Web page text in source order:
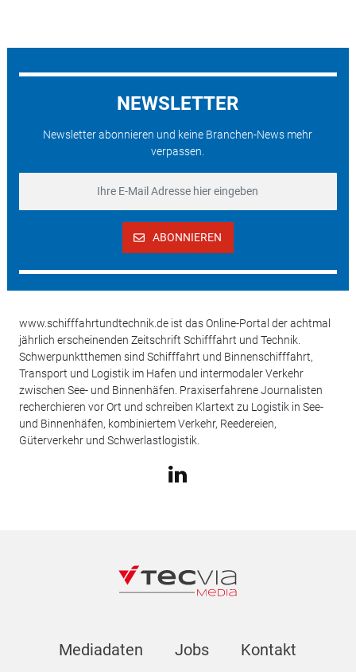
NEWSLETTER
Newsletter abonnieren und keine Branchen-News mehr
verpassen.
ABONNIEREN
www.schifffahrtundtechnik.de ist das Online-Portal der achtmal
jährlich erscheinenden Zeitschrift Schifffahrt und Technik.
Schwerpunktthemen sind Schifffahrt und Binnenschifffahrt,
Transport und Logistik im Hafen und intermodaler Verkehr
zwischen See- und Binnenhäfen. Praxiserfahrene Journalisten
recherchieren vor Ort und schreiben Klartext zu Logistik in See-
und Binnenhäfen, kombiniertem Verkehr, Reedereien,
Güterverkehr und Schwerlastlogistik.
Mediadaten Jobs Kontakt